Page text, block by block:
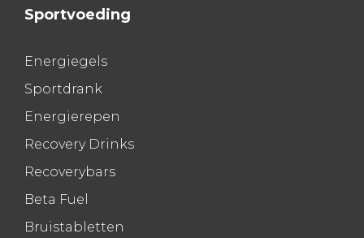
Sportvoeding
Energiegels
Sportdrank
Energierepen
Recovery Drinks
Recoverybars
Beta Fuel
Bruistabletten